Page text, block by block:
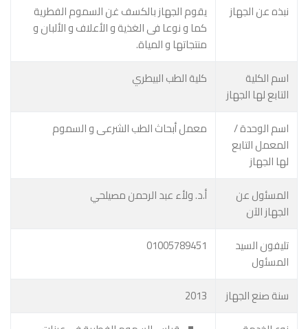
نبذه عن الجهاز
يقوم الجهاز بالكسف غن السموم الفطرية
كما و نوعا فى الغذية و الأعلاف و الألبان و
منتجاتها و المياة.
اسم الكلية
التابع لها الجهاز
كلية الطب البيطري
اسم الوحدة /
المعمل التابع
لها الجهاز
معمل أبحاث الطب الشرعى و السموم
المسئول عن
الجهاز الآن
أ.د. ولأء عبد الرحمن مصيلحي
تليفون السيد
المسئول
01005789451
سنة صنع الجهاز
2013